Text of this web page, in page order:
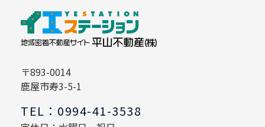
〒893-0014
鹿屋市寿3-5-1
TEL：0994-41-3538